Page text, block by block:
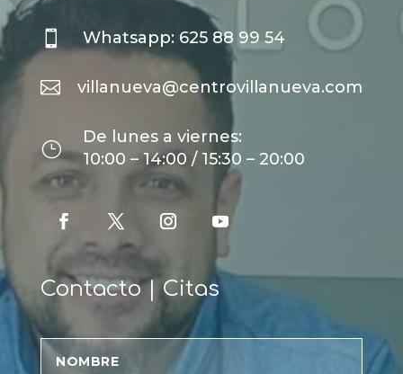
 Whatsapp: 625 88 99 54
 villanueva@centrovillanueva.com
}
De lunes a viernes:
10:00 – 14:00 / 15:30 – 20:00
Contacto | Citas